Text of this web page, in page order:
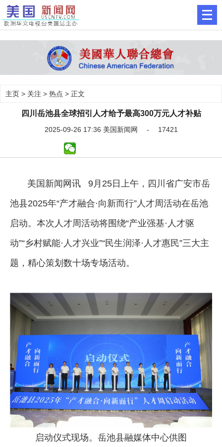
主页 > 关注 > 热点 > 正文
四川岳池县全球招引人才给予最高300万元人才补贴
2025-09-26 17:36 美国新闻网 - 17421
美国新闻网讯 9月25日上午，四川省广安市岳
池县2025年“产才融合·向新而行”人才周活动在岳池
启动。本次人才周活动将围绕“产业强基·人才驱
动”“乡村赋能·人才兴业”“民生润泽·人才惠民”三大主
题，精心策划数十场专场活动。
启动仪式现场。岳池县融媒体中心供图